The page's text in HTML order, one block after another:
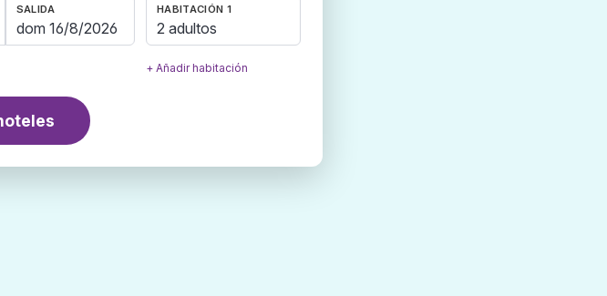
SALIDA HABITACIÓN 1
2 adultos
+ Añadir habitación